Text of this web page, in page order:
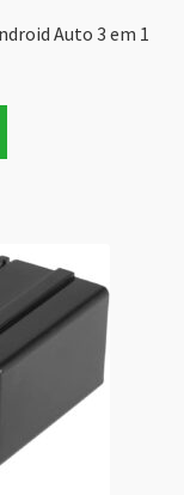
Auto 3 em 1